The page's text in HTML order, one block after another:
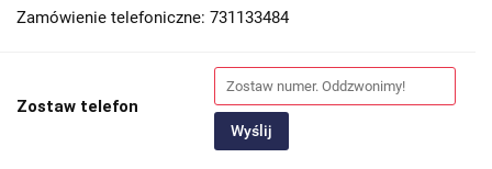
Zamówienie telefoniczne: 731133484
Zostaw telefon
Wyślij